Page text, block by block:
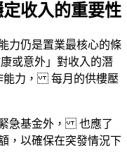
收入的重要性
力仍是置業最核心的條
或意外」對收入的潛
能力， 每月的供樓壓
急基金外， 也應了
，以確保在突發情況下